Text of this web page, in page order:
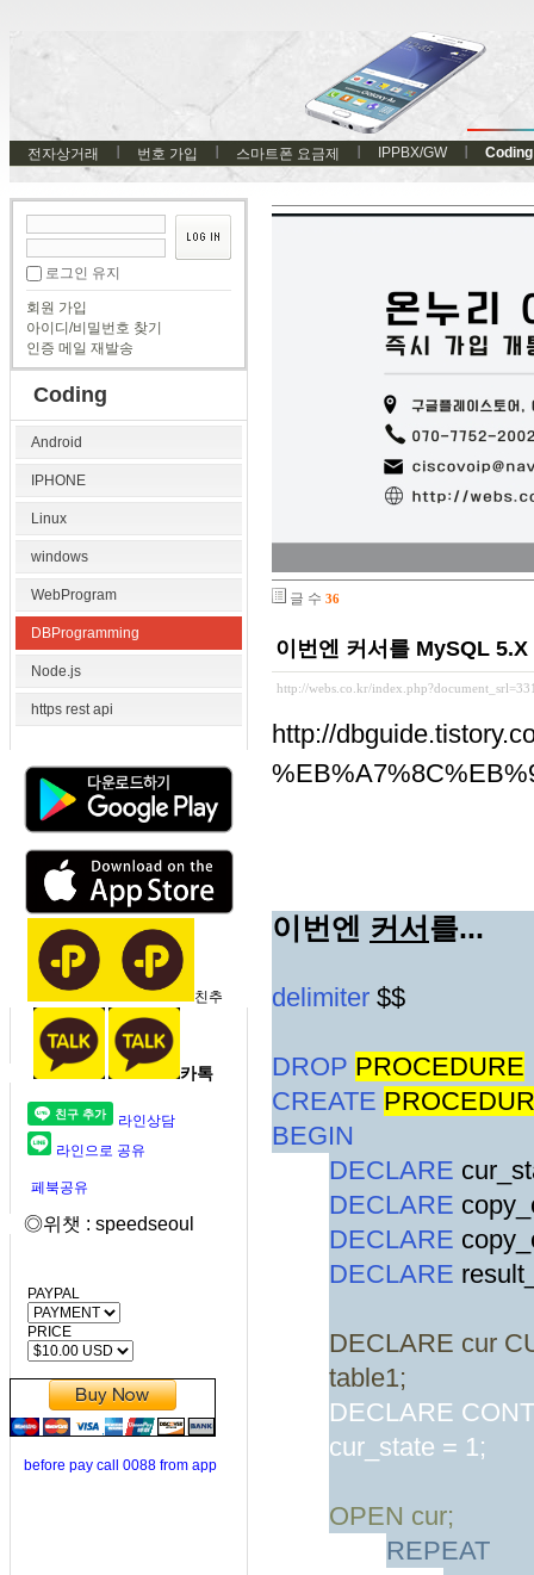
전자상거래 번호 가입 스마트폰 요금제 IPPBX/GW Coding
로그인 유지
회원 가입
아이디/비밀번호 찾기
인증 메일 재발송
Coding
Android
IPHONE
Linux
windows
WebProgram
DBProgramming
Node.js
https rest api
친추
카톡
라인상담
라인으로 공유
페북공유
◎위챗 : speedseoul
PAYPAL
PRICE
before pay call 0088 from app
글 수 36
이번엔 커서를 MySQL
http://webs.co.kr/
http://
이번엔 커서 를...
delimiter $$
DROP PROCEDURE
CREATE
BEGIN
DECLARE
DECLARE
DECLARE
DECLARE
DECLARE cur
table1;
DECLARE
cur_state = 1;
OPEN cur;
REPEAT